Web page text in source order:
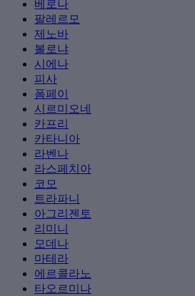
베로나
팔레르모
제노바
볼로냐
시에나
피사
폼페이
시르미오네
카프리
카타니아
라벤나
라스페치아
코모
트라파니
아그리젠토
리미니
모데나
마테라
에르콜라노
타오르미나